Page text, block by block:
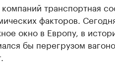
компаний транспортная
факторов.
окно в Европу, в
бы перегрузом